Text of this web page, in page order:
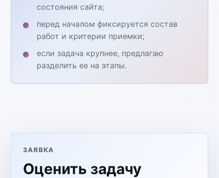
состояния сайта;
перед началом фиксируется состав
работ и критерии приемки;
если задача крупнее, предлагаю
разделить ее на этапы.
ЗАЯВКА
Оценить задачу